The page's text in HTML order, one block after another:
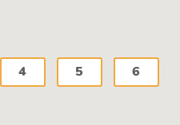
4 5 6